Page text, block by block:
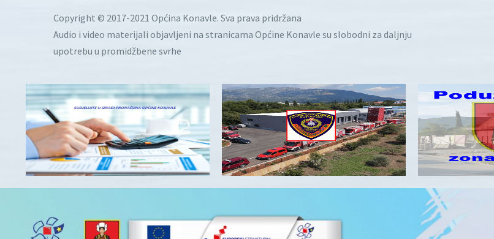
Copyright © 2017-2021 Općina Konavle. Sva prava pridržana
Audio i video materijali objavljeni na stranicama Općine Konavle su slobodni za daljnju
upotrebu u promidžbene svrhe